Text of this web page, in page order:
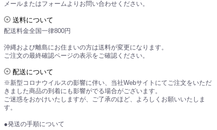
メールまたはフォームよりお問い合わせください。
送料について
配送料金全国一律800円
沖縄および離島にお住まいの方は送料が変更になります。
ご注文の最終確認ページの表示をご確認ください。
配送について
※新型コロナウイルスの影響に伴い、当社Webサイトにてご注文をいただ
きました商品の到着にも影響がでる場合がございます。
ご迷惑をおかけいたしますが、ご了承のほど、よろしくお願いいたしま
す。
●発送の手順について